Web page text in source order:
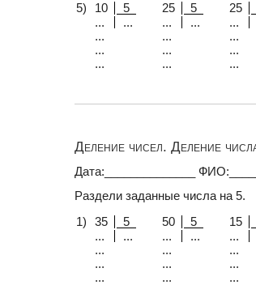
5) 10 5 25 5 25
...
... ... ... ...
...
... ...
...
... ...
...
... ...
Деление чисел. Деление
Дата:______________
Раздели заданные числа на 5.
1)
35 5 50 5 15
...
... ... ... ...
...
... ...
...
... ...
...
... ...